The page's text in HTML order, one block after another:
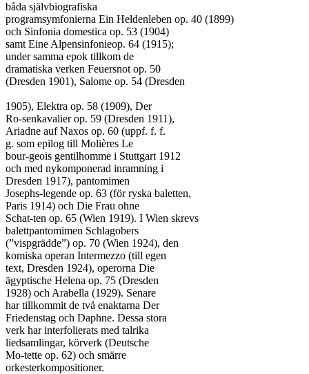
båda självbiografiska
programsymfonierna Ein Heldenleben op. 40 (1899)
och Sinfonia domestica op. 53 (1904)
samt Eine Alpensinfonieop. 64 (1915);
under samma epok tillkom de
dramatiska verken Feuersnot op. 50
(Dresden 1901), Salome op. 54 (Dresden
1905), Elektra op. 58 (1909), Der
Ro-senkavalier op. 59 (Dresden 1911),
Ariadne auf Naxos op. 60 (uppf. f. f.
g. som epilog till Molières Le
bour-geois gentilhomme i Stuttgart 1912
och med nykomponerad inramning i
Dresden 1917), pantomimen
Josephs-legende op. 63 (för ryska baletten,
Paris 1914) och Die Frau ohne
Schat-ten op. 65 (Wien 1919). I Wien skrevs
balettpantomimen Schlagobers
(”vispgrädde”) op. 70 (Wien 1924), den
komiska operan Intermezzo (till egen
text, Dresden 1924), operorna Die
ägyptische Helena op. 75 (Dresden
1928) och Arabella (1929). Senare
har tillkommit de två enaktarna Der
Friedenstag och Daphne. Dessa stora
verk har interfolierats med talrika
liedsamlingar, körverk (Deutsche
Mo-tette op. 62) och smärre
orkesterkompositioner.